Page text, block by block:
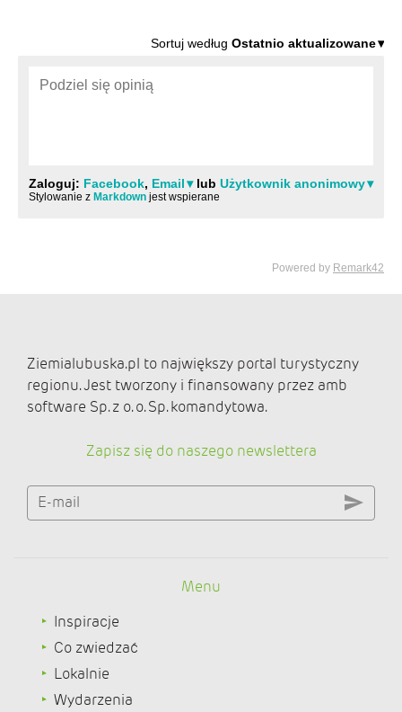
Ziemialubuska.pl to największy portal turystyczny
regionu. Jest tworzony i finansowany przez amb
software Sp. z o. o. Sp. komandytowa.
Zapisz się do naszego newslettera
E-mail
Menu
Inspiracje
Co zwiedzać
Lokalnie
Wydarzenia